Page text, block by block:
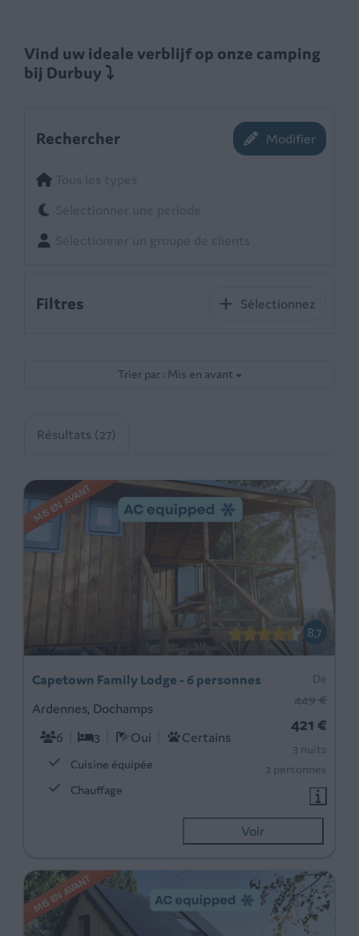
Vind uw ideale verblijf op onze camping
bij Durbuy ⤵
Rechercher Modifier
Filtres Sélectionnez
Trier par : Mis en avant
Résultats (27)
MIS EN AVANT
8,7
De
449 €
421 €
3 nuits
2 personnes
Capetown Family Lodge - 6 personnes
Ardennes, Dochamps
6
3 Oui Certains
Cuisine équipée
Chauffage
Voir
MIS EN AVANT